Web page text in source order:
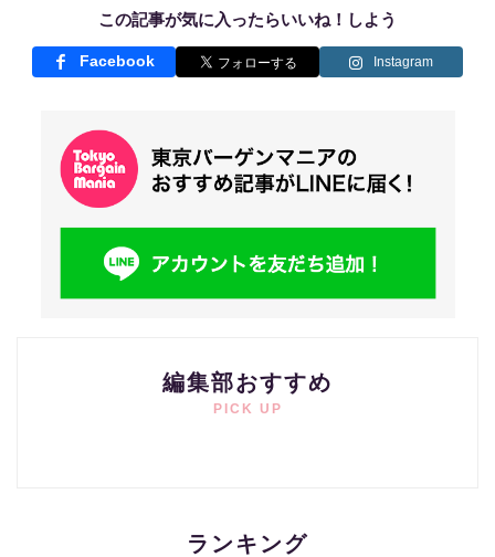
この記事が気に入ったらいいね！しよう
Facebook Instagram
編集部おすすめ
PICK UP
ランキング